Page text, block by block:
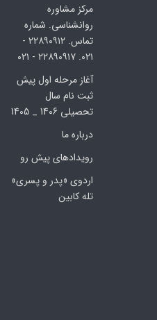
مرکز مشاوره
روانشناسی. شماره
تماس. ۲۲۸۹۰۹۱۲ -
۰۲۱. ۲۲۸۹۰۹۱۷ - ۰۲۱
آغاز مرحله اول پیش
ثبت نام سال
تحصیلی 1406 _ 1405
درباره ما
رویدادهای پیش رو
اردوی «پدر و پسری»
تله کابین